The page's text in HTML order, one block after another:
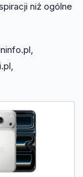
niż ogólne